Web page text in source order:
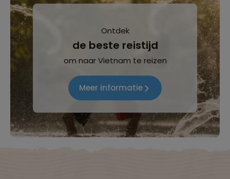
Ontdek
de beste reistijd
om naar Vietnam te reizen
Meer informatie